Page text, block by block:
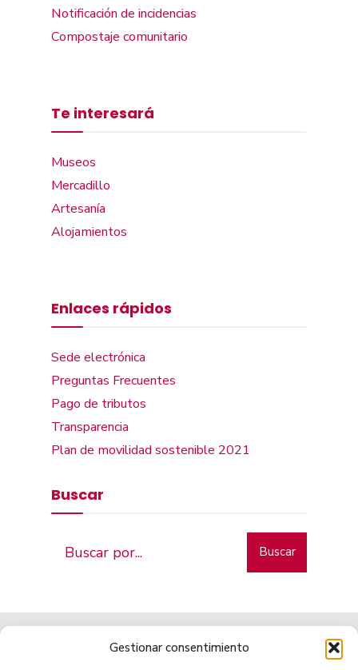
Gestionar consentimiento
Notificación de incidencias
Compostaje comunitario
Te interesará
Museos
Mercadillo
Artesanía
Alojamientos
Enlaces rápidos
Sede electrónica
Preguntas Frecuentes
Pago de tributos
Transparencia
Plan de movilidad sostenible 2021
Buscar
Buscar